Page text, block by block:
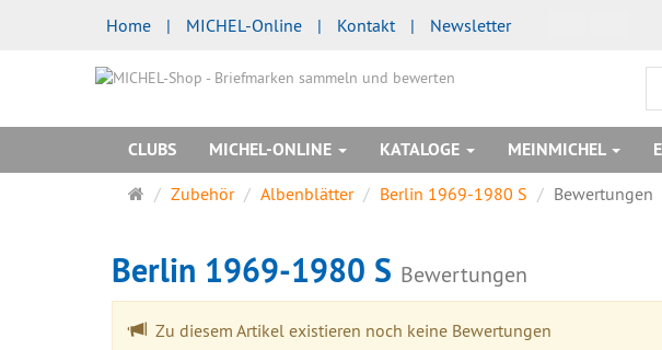
Home | MICHEL-Online | Kontakt | Newsletter
CLUBS MICHEL-ONLINE KATALOGE MEINMICHEL
Startseite
Zubehör Albenblätter Berlin 1969-1980 S Bewertungen
Berlin 1969-1980 S Bewertungen
Zu diesem Artikel existieren noch keine Bewertungen